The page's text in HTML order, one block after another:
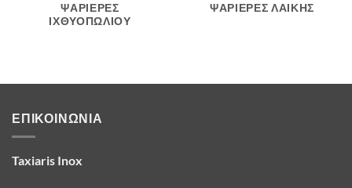
ΨΑΡΙΕΡΕΣ
ΙΧΘΥΟΠΩΛΙΟΥ
ΨΑΡΙΕΡΕΣ ΛΑΙΚΗΣ
ΕΠΙΚΟΙΝΩΝΙΑ
Taxiaris Inox